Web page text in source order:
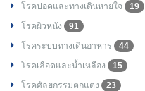
โรคปอดและทางเดินหายใจ
19
โรคผิวหนัง
91
โรคระบบทางเดินอาหาร
44
โรคเลือดและน้ำเหลือง
15
โรคศัลยกรรมตกแต่ง
23